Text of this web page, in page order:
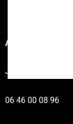
Avenir VAE
John PLANQUET
06 46 00 08 96